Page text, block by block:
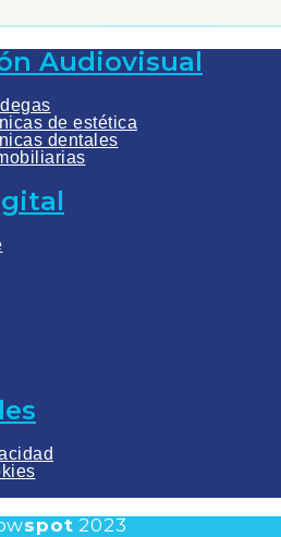
Audiovisual
de estética
dentales
spot 2023